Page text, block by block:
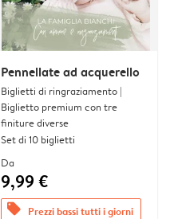
Pennellate ad acquerello
Biglietti di ringraziamento |
Biglietto premium con tre
finiture diverse
Set di 10 biglietti
Da
9,99 €
offers Prezzi bassi tutti i giorni